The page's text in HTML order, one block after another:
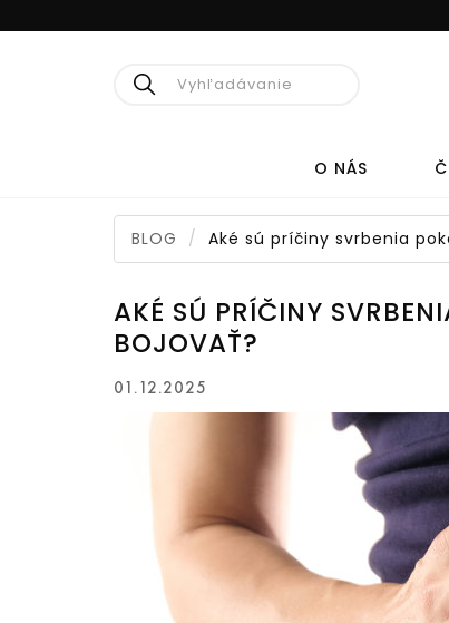
Hľadať
O NÁS
PRÍRODNÁ
CÉDROVÝ OLEJ
HERPESTOP
PRE DOSPELÝCH
NA POSILNENIE IMUNITY
PROTI KAŠĽU
NA NÁDCHU A VIRÓZY
NA ALERGIU
BLOG Aké sú príčiny svrbenia
AKÉ SÚ PRÍČINY
BOJOVAŤ?
01.12.2025